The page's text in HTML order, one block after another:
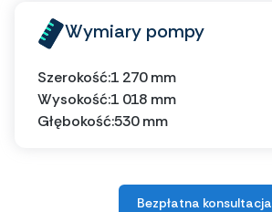
Wymiary pompy
Szerokość:1 270 mm
Wysokość:1 018 mm
Głębokość:530 mm
Bezpłatna konsultacja